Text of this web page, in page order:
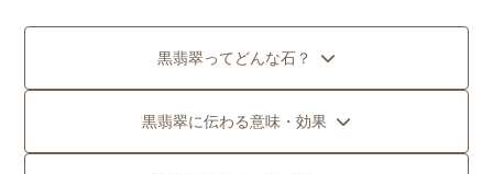
黒翡翠ってどんな石？
黒翡翠に伝わる意味・効果